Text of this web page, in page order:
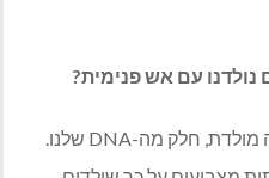
עם אש פנימית?
מולדת, חלק מה-DNA שלנו.